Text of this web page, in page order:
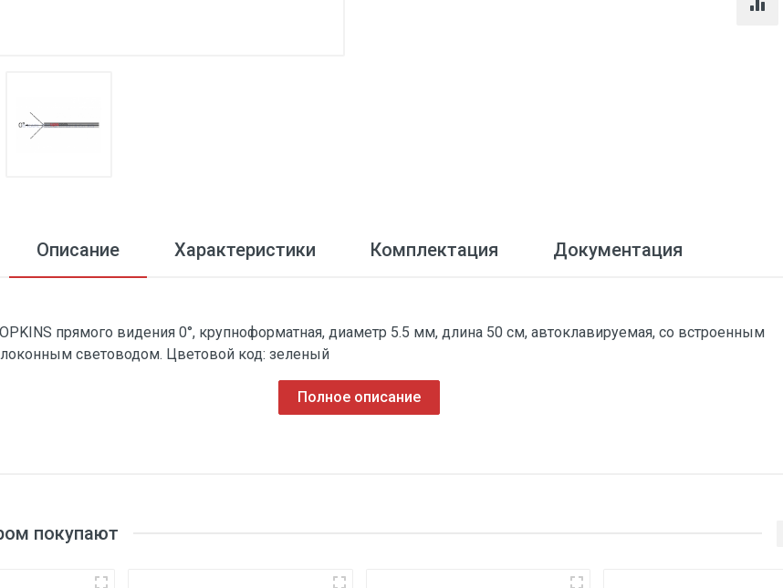
Описание Характеристики Комплектация Документация
прямого видения 0°, крупноформатная, диаметр 5.5 мм, длина 50 см, автоклавируемая, со встроенным
световодом. Цветовой код: зеленый
Полное описание
покупают